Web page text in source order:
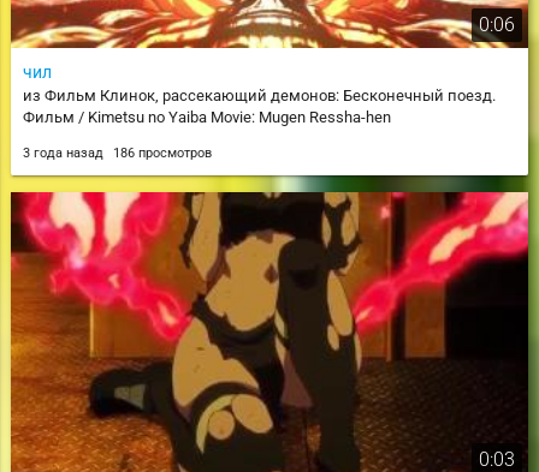
0:06
чил
из Фильм Клинок, рассекающий демонов: Бесконечный поезд.
Фильм / Kimetsu no Yaiba Movie: Mugen Ressha-hen
3 года назад 186 просмотров
0:03